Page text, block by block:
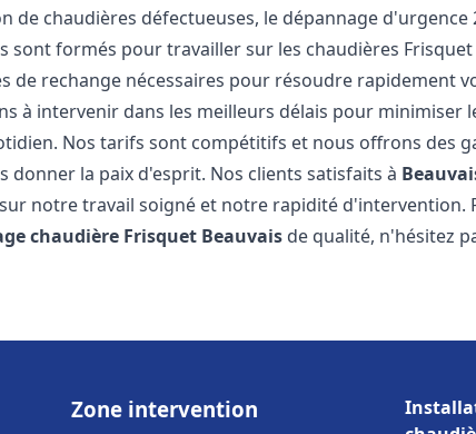
de chaudières défectueuses, le dépannage d'urgence
sont formés pour travailler sur les chaudières
de rechange nécessaires pour résoudre rapidement
à intervenir dans les meilleurs délais pour minimiser
Nos tarifs sont compétitifs et nous offrons des
donner la paix d'esprit. Nos clients satisfaits à
notre travail soigné et notre rapidité d'intervention.
chaudière Frisquet Beauvais de qualité, n'hésitez
Zone intervention